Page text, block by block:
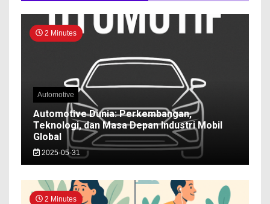
2 Minutes
Automotive
Automotive Dunia: Perkembangan,
Teknologi, dan Masa Depan Industri Mobil
Global
2025-05-31
2 Minutes